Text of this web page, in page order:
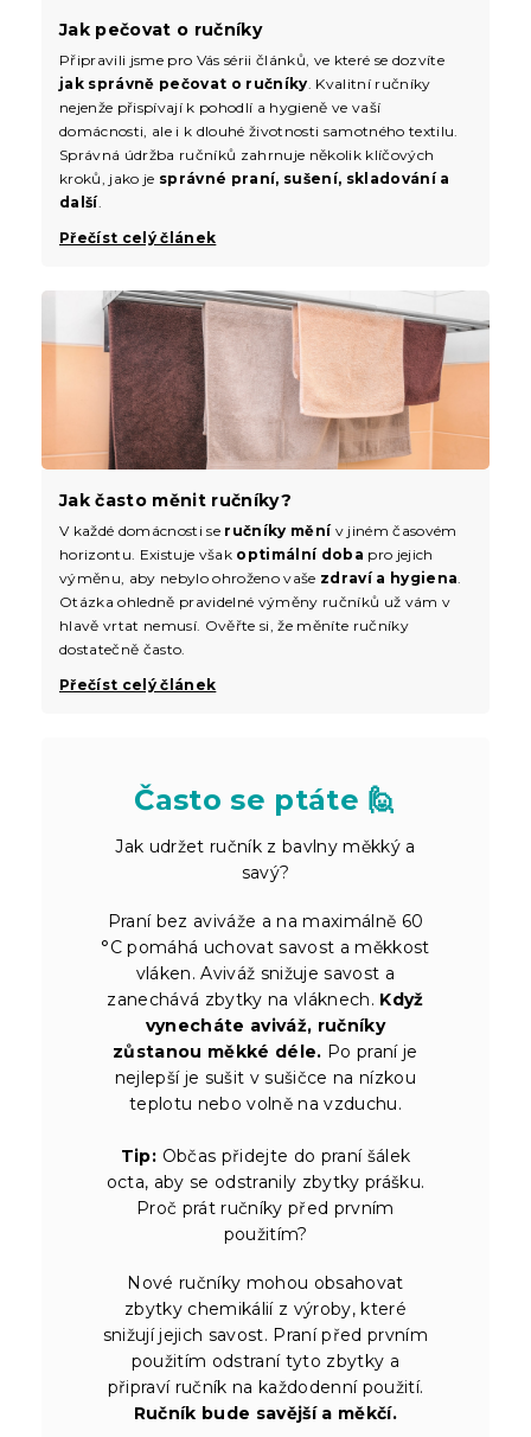
Jak pečovat o ručníky
Připravili jsme pro Vás sérii článků, ve které se dozvíte
jak správně pečovat o ručníky . Kvalitní ručníky
nejenže přispívají k pohodlí a hygieně ve vaší
domácnosti, ale i k dlouhé životnosti samotného textilu.
Správná údržba ručníků zahrnuje několik klíčových
kroků, jako je správné praní, sušení, skladování a
další.
Přečíst celý článek
Jak často měnit ručníky?
V každé domácnosti se ručníky měnív jiném časovém
horizontu. Existuje však optimální doba pro jejich
výměnu, aby nebylo ohroženo vaše zdraví a hygiena.
Otázka ohledně pravidelné výměny ručníků už vám v
hlavě vrtat nemusí. Ověřte si, že měníte ručníky
dostatečně často.
Přečíst celý článek
Často se ptáte 🙋
Jak udržet ručník z bavlny měkký a
savý?
Praní bez aviváže a na maximálně 60
°C pomáhá uchovat savost a měkkost
vláken. Aviváž snižuje savost a
zanechává zbytky na vláknech. Když
vynecháte aviváž, ručníky
zůstanou měkké déle. Po praní je
nejlepší je sušit v sušičce na nízkou
teplotu nebo volně na vzduchu.
Tip: Občas přidejte do praní šálek
octa, aby se odstranily zbytky prášku.
Proč prát ručníky před prvním
použitím?
Nové ručníky mohou obsahovat
zbytky chemikálií z výroby, které
snižují jejich savost. Praní před prvním
použitím odstraní tyto zbytky a
připraví ručník na každodenní použití.
Ručník bude savější a měkčí.